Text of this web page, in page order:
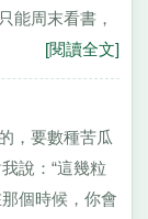
能周末看書，
[閱讀全文]
，要數種苦瓜
說：“這幾粒
個時候，你會